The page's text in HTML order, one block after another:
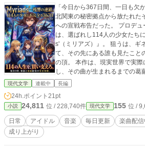
「今日から367日間、一日も欠
北関東の秘密拠点から放たれた
への宣戦布告だった。 プロデ
は、選ばれし114人の少女たち
s'（ミリアズ）』。 狙うは、ギネス世界記録の更新。 そし
て、その先にある誰も見たこと
の頂。 本作は、現実世界で実際に配信される楽曲と完全連動
し、その曲が生まれるまでの葛
ロデューサーが秘匿する「門外
王道の煌めきの中に、世界の未
ちはアイドルを超え、伝説へと昇華する。
ちが掴むのは栄光か、それと
げられなかった「音と物語の完
現代文学 連載中 長編
24h.ポイント 21pt
小説 24,811 位 / 228,740件 現代文学 155 位 /
日常 アイドル 音楽 毎日更新 楽曲配信
成り上がり